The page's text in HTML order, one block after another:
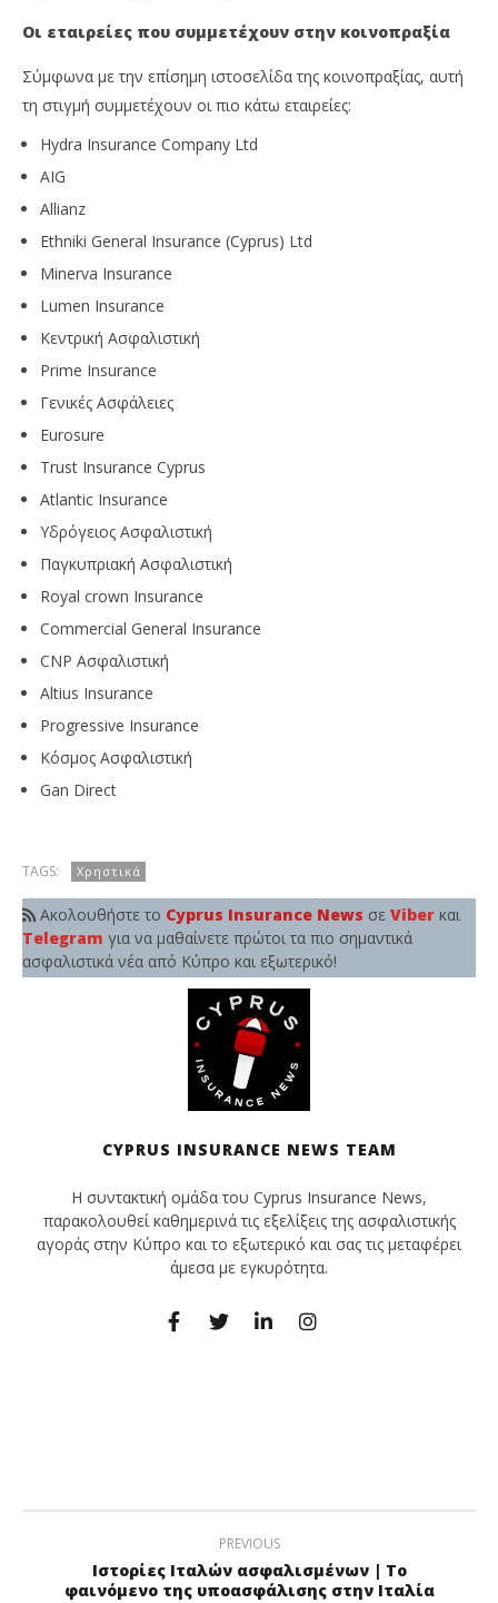
Οι εταιρείες που συμμετέχουν στην κοινοπραξία
Σύμφωνα με την επίσημη ιστοσελίδα της κοινοπραξίας, αυτή
τη στιγμή συμμετέχουν οι πιο κάτω εταιρείες:
Hydra Insurance Company Ltd
AIG
Allianz
Ethniki General Insurance (Cyprus) Ltd
Minerva Insurance
Lumen Insurance
Κεντρική Ασφαλιστική
Prime Insurance
Γενικές Ασφάλειες
Eurosure
Trust Insurance Cyprus
Atlantic Insurance
Υδρόγειος Ασφαλιστική
Παγκυπριακή Ασφαλιστική
Royal crown Insurance
Commercial General Insurance
CNP Ασφαλιστική
Altius Insurance
Progressive Insurance
Κόσμος Ασφαλιστική
Gan Direct
TAGS: Χρηστικά
Ακολουθήστε το Cyprus Insurance News σε Viber και
Telegram για να μαθαίνετε πρώτοι τα πιο σημαντικά
ασφαλιστικά νέα από Κύπρο και εξωτερικό!
CYPRUS INSURANCE NEWS TEAM
Η συντακτική ομάδα του Cyprus Insurance News,
παρακολουθεί καθημερινά τις εξελίξεις της ασφαλιστικής
αγοράς στην Κύπρο και το εξωτερικό και σας τις μεταφέρει
άμεσα με εγκυρότητα.
PREVIOUS
Ιστορίες Ιταλών ασφαλισμένων | Το
φαινόμενο της υποασφάλισης στην Ιταλία